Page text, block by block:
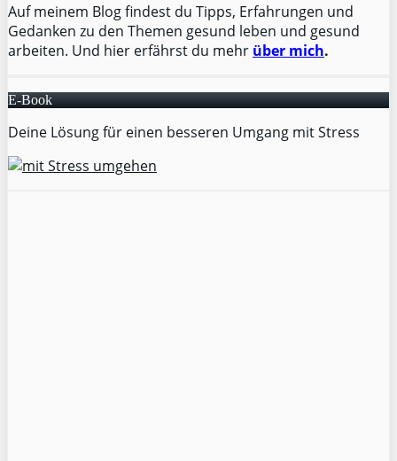
Auf meinem Blog findest du Tipps, Erfahrungen und
Gedanken zu den Themen gesund leben und gesund
arbeiten. Und hier erfährst du mehr über mich.
E-Book
Deine Lösung für einen besseren Umgang mit Stress